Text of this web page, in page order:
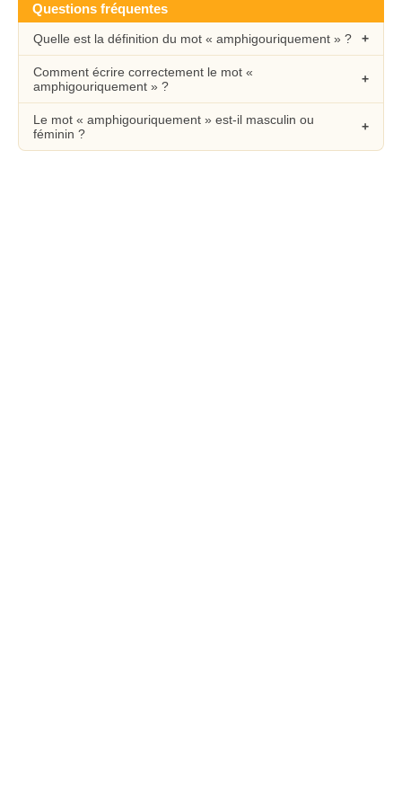
Questions fréquentes
Quelle est la définition du mot « amphigouriquement » ?
Comment écrire correctement le mot «
amphigouriquement » ?
Le mot « amphigouriquement » est-il masculin ou
féminin ?